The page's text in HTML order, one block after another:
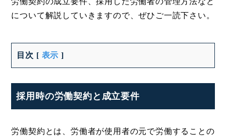
について解説していきますので、ぜひご一読下さい。
目次 [ 表示 ]
採用時の労働契約と成立要件
労働契約とは、労働者が使用者の元で労働することの